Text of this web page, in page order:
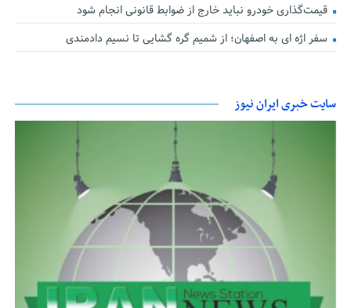
قیمت‌گذاری خودرو نباید خارج از ضوابط قانونی انجام شود
سفر اژه ای به اصفهان؛ از شمیم گره گشایی تا نسیم دادمندی
سایت خبری ایران نیوز